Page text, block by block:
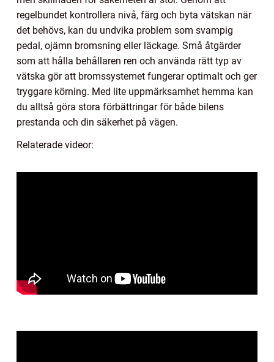
regelbundet kontrollera nivå, färg och byta vätskan när
det behövs, kan du undvika problem som svampig
pedal, ojämn bromsning eller läckage. Små åtgärder
som att hålla behållaren ren och använda rätt typ av
vätska gör att bromssystemet fungerar optimalt och ger
tryggare körning. Med lite uppmärksamhet hemma kan
du alltså göra stora förbättringar för både bilens
prestanda och din säkerhet på vägen.
Relaterade videor: